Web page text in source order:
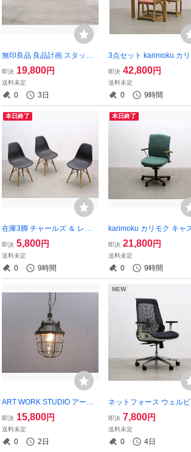
無印良品 良品計画 スタッキ
ングキャビネット テレビ台 A
Vボード ローボード ウォール
ナット/北欧ウニコアクタスI
DC/RET12096
即決 19,800円
送料未定
0 3日
3点セット karimoku カリ
ク ボナシェルタ デスク
机 ブックシェルフ 書斎
ナチュラル モダン/北欧ア
タスIDC浜本/RDT21143
即決 42,800円
送料未定
0 9時間
本日終了
在庫3脚 チャールズ ＆ レイ
イームズ シェルチェア リプ
ロダクト プラスチック モダ
ン ミッドセンチュリー ドゥ
エルレッグ/OIK01007
即決 5,800円
送料未定
0 9時間
本日終了
karimoku カリモク キャ
ーチェア デスクチェア ア
ムチェア リクライニング
降 回転/レトロモダンヴィ
テージオフィス事務/
即決 21,800円
送料未定
0 9時間
ART WORK STUDIO アート
ワークスタジオ グランドマ
ゼラン ペンダント ペンダン
トライト マリンランプ イン
ダストリアル 照明/REK0500
即決 15,800円
送料未定
0 2日
NEW
ネットフォース ウェル
チェア デスクチェア キャ
ターチェア オフィスチェ
昇降 回転/ゲーミング
即決 7,800円
送料未定
0 4日